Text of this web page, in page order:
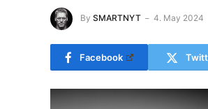
By SMARTNYT 4. May 2024
Facebook